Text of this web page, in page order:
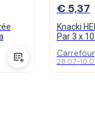
€ 5,37
Knacki
Par 3 x
Carrefour
28.07-